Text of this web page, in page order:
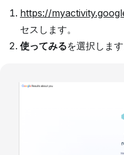
https://
セスします。
使ってみるを選択します